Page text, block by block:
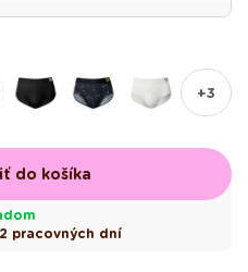
+3
do košíka
pracovných dní